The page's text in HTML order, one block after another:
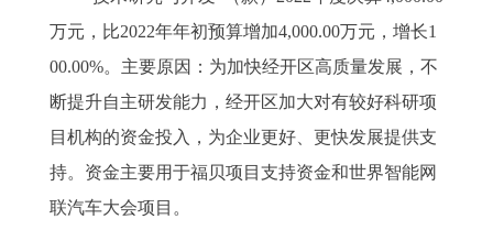
万元，比2022年年初预算增加4,000.00万元，增长1
00.00%。主要原因：为加快经开区高质量发展，不
断提升自主研发能力，经开区加大对有较好科研项
目机构的资金投入，为企业更好、更快发展提供支
持。资金主要用于福贝项目支持资金和世界智能网
联汽车大会项目。